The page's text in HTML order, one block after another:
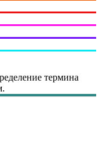
термина